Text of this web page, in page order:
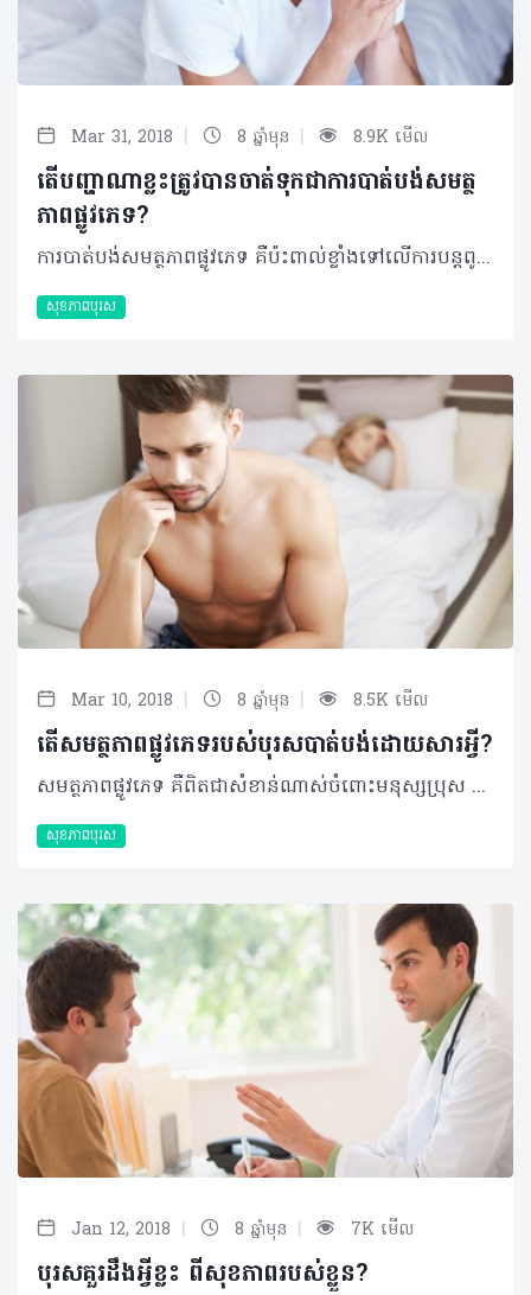
Mar 31, 2018 | 8 ឆ្នាំមុន | 8.9K មើល
តើបញ្ហាណាខ្លះត្រូវបានចាត់ទុកជាការបាត់បង់សមត្ថ
ភាពផ្លូវភេទ?
ការបាត់បង់សមត្ថភាពផ្លូវភេទ គឺប៉ះពាល់ខ្លាំងទៅលើការបន្តពូជរបស់បុរស ហើយក៏ជះឥទ្ធិពលខ្លាំងដល់សុភមង្គលគ្រួសារផងដែរ។ ដូច្នេះ ការយល់ច្បាស់ពីការបាត់សមត្ថភាពនេះ ក៏ជារឿងចាំបាច់ផងដែរសម្រាប់បុរសគ្រប់រូប ជាពិសេសអ្នកដែលកំពុងប្រឈមនឹងវិបត្តិនេះ។ បញ្ហាដែលបុរសជួបញឹកញាប់ក្នុងការបាត់បង់សមត្ថភាពផ្លូវភេទ គឺទាក់ទងនឹងការបញ្ចេញទឹកកាមការឡើងរឹងនៃលិង្គ និងចំណង់ផ្លូវភេទធ្លាក់ចុះ។ 1. បញ្ហាបញ្ចេញទឹកកាម លក្ខខណ្ឌដែលបង្ហាញថា ការបញ្ចេញទឹកកាមរបស់អ្នកមានបញ្ហា អាចមានដូចជា៖ •ឆាប់ចេញទឹកកាម •យូរចេញទឹកកាម •ច្រាល់ទឹកកាមត្រឡប់ទៅថង់ស្តុកវិញ។ ការឆាប់ចេញទឹកកាម ការសិក្សាជាច្រើនបានបង្ហាញឲ្យឃើញថា ការធ្លាក់ចុះនៃសេរ៉ូតូនីនដែលជាសារធាតុគីមីនៅក្នុងខ្លួននឹងមានឥទ្ធិពលលើអារម្មណ៍របស់មនុស្ស បានដើរតួសំខាន់ក្នុងការធ្វើឲ្យឆាប់បញ្ចេញទឹកកាមរបស់បុរស។ ឱសថមួយចំនួនរួមបញ្ចូលទាំងឱសថបំបាត់ការធ្លាក់ទឹកចិត្តមួយចំនួន អាចប៉ះពាល់ដល់ការបញ្ចេញទឹកកាមនេះផងដែរ ព្រោះតែការខូចខាតសរសៃប្រសាទទៅខាងក្រោយ ឬនៅខួរឆ្អឹងខ្នង។ ការយូរចេញទឹកកាម ការពន្យឺតការបញ្ចេញទឹកកាម អាចទាក់ទងទៅនឹងបញ្ហាសុខភាពរយៈពេលវែង ផលរំខានរបស់ឱសថមួយចំនួន ការញៀនស្រា ឬឆ្លងកាត់ការវះកាត់។ បញ្ហាបញ្ចេញទឹកកាមយឺតនេះ ក៏អាចទាក់ទងផងដែរពីការថប់បារម្ភ ស្ត្រេស ឬបញ្ហាទំនាក់ទំនង។ ការច្រាល់ទឹកកាមត្រឡប់ទៅថង់ស្តុកវិញ ការច្រាល់ទឹកកាមត្រឡប់ទៅថង់ស្តុកវិញ កើតឡើងញឹកញាប់ចំពោះបុរសដែលមានជំងឺទឹកនោមផ្អែមហើយខូចខាតដល់សរសៃប្រសាទ។ បញ្ហាទាំងនេះទាក់ទងនឹងសរសៃប្រសាទនៅនឹងប្លោកនោមនិងប្លោកនោម ធ្វើឲ្យការបញ្ចេញទឹកកាមហូរបញ្ច្រាស់មកវិញ។ សម្រាប់មនុស្សប្រុសដែលមិនមានបញ្ហាទឹកនោមផ្អែម ការច្រាល់បកក្រោយវិញរបស់ទឹកកាមអាចបណ្តាលមកពីផលរំខានរបស់ឱសថមួយចំនួន ឬកើតឡើងក្រោយទទួលការវះកាត់ប្លោកនោមឬក្រពេញប្រូស្តាត។ 2. ការពិបាកធ្វើឲ្យលិង្គឡើងរឹង ការពិបាកធ្វើឲ្យលិង្គឡើងរឹងនៅពេលរួមភេទ អាចបណ្តាលមកពី •ជំងឺដែលទាក់ទងនឹងលំហូរឈាម ដូចជាជំងឺរឹងសរសៃឈាមអាក់ទែ •ជំងឺនៅនឹងសរសៃប្រសាទ •បញ្ហាស្ត្រេស ជម្លោះស្នេហា បញ្ហាធ្លាក់ទឹកចិត្ត និងបញ្ហាព្រួយបារម្ភ •គ្រោះថ្នាក់ត្រង់លិង្គ •ជំងឺរ៉ាំរ៉ៃដូចជាជំងឺទឹកនោមផ្អែម និងជំងឺលើសសម្ពាធឈាម •ទម្លាប់មិនល្អដល់សុខភាព ដូចជាជក់បារី ផឹកស្រា ញ៉ាំច្រើន និងមិនធ្វើលំហាត់ប្រាណ។ 3. ការថយចុះចំណង់ផ្លូវភេទ ការថយចុះចំណង់ផ្លូវភេទ ជាទូទៅភ្ជាប់ជាមួយនឹងកម្រិតទាបនៃអ័រម៉ូនតេស្តូស្តេរ៉ូនរបស់បុរស។ តេស្តូស្តេរ៉ូន ធ្វើឲ្យមានអារម្មណ៍ផ្លូវភេទ បង្កើតទឹកកាម លូតលាស់សាច់ដុំ សក់ និងឆ្អឹង។ ការធ្លាក់ចុះតេស្តូស្តេរ៉ូនក្នុងកម្រិតទាប អាចប៉ះពាល់ដល់រាងកាយ និងអារម្មណ៍របស់មនុស្សប្រុស។ ការថយចុះនៃចំណង់ផ្លូវភេទ ក៏អាចទាក់ទងទៅនឹងបញ្ហាបាក់ទឹកចិត្ត ការព្រួយបារម្ភ ឬបញ្ហាទំនាក់ទំនង។ ជំងឺទឹកនោមផ្អែម ជំងឺលើសសម្ពាធឈាម និងឱសថមួយចំនួនទៀតដូចជាឱសថប្រឆាំងបញ្ហាធ្លាក់ទឹកចិត្ត ក៏ចូលរួមចំណែកក្នុងការធ្វើឲ្យចំណង់ផ្លូវភេទថយចុះដែរ។ ©2018 រក្សាសិទ្ធិគ្រប់យ៉ាង​ដោយ Healthtime Corporation ចំពោះគ្រប់អត្ថបទដោយគ្មានផ្នែកណាមួយត្រូវបោះពុម្ពផ្សាយចូល ប្រព័ន្ធអ៊ីនធឺណែតឧបករណ៍អេឡិចត្រូនិកអាត់ជាសំឡេងឬថតចំលងគ្រប់រូបភាពដោយគ្មានការអនុញ្ញាតឡើយ
សុខភាពបុរស
Mar 10, 2018 | 8 ឆ្នាំមុន | 8.5K មើល
តើសមត្ថភាពផ្លូវភេទរបស់បុរសបាត់បង់ដោយសារអ្វី?
សមត្ថភាពផ្លូវភេទ គឺពិតជាសំខាន់ណាស់ចំពោះមនុស្សប្រុស ព្រោះវាទាក់ទងទៅនឹងសមត្ថភាពធម្មជាតិរបស់មនុស្សប្រុសក្នុងការមានបុត្រធីតា ប៉ុន្តែក៏មានមនុស្សប្រុសមួយចំនួនបានបាត់បង់សមត្ថភាពនេះ ឬមានបញ្ហាលើសមត្ថភាពនេះផងដែរ។ តើមូលហេតុណាខ្លះដែលធ្វើឲ្យសមត្ថភាពផ្លូវភេទរបស់បុរសត្រូវបានបាត់បង់? មានកត្តាពីរដែលបណ្តាលឲ្យសមត្ថភាពផ្លូវភេទបុរសមានបញ្ហា នោះគឺ កត្តារាងកាយ និងកត្តាផ្លូវចិត្ត។ កត្តារាងកាយមានដូចជា ៖ •កម្រិតតេស្តូស្តេរ៉ូនទាប •ការប្រើប្រាស់ឱសថដែលត្រូវការវេជ្ជបញ្ជាដូចជា ឱសថប្រឆាំងនឹងការធ្លាក់ទឹកចិត្ត ឱសថសម្រាប់ជំងឺលើសសម្ពាធឈាម •ជំងឺសរសៃឈាម ដូចជាជំងឺត្បៀតសរសៃឈាមអាក់ទែ និងជំងឺលើសសម្ពាធឈាម •ជំងឺស្ត្រូក ឬជំងឺខូចសរសៃខួរក្បាលដោយសារជំងឺទឹកនោមផ្អែម ឬការវះកាត់ •ការជក់បារី •ការផឹកស្រានិងការញៀនថ្នាំ។ កត្តាផ្លូវចិត្តរួមមាន៖ •ការបារម្ភពីសមត្ថភាពផ្លូវភេទ •បញ្ហាគ្រួសារ •ការធ្លាក់ទឹកចិត្ត •ឥទ្ធិពលនៃការប៉ះទង្គិចពីការរួមភេទពីមុន •ការមានបញ្ហាស្ត្រេស និងធ្លាក់ទឹកចិត្តដោយសារការងារ។ ©2018 រក្សាសិទ្ធិគ្រប់យ៉ាង​ដោយ Healthtime Corporation ចំពោះគ្រប់អត្ថបទដោយគ្មានផ្នែកណាមួយត្រូវបោះពុម្ពផ្សាយចូល ប្រព័ន្ធអ៊ីនធឺណែតឧបករណ៍អេឡិចត្រូនិកអាត់ជាសំឡេងឬថតចំលងគ្រប់រូបភាពដោយគ្មានការអនុញ្ញាតឡើយ
សុខភាពបុរស
Jan 12, 2018 | 8 ឆ្នាំមុន | 7K មើល
បុរសគួរដឹងអ្វីខ្លះ ពីសុខភាពរបស់ខ្លួន?